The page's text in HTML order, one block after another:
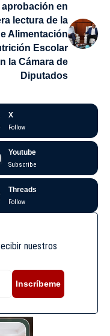
aprobación en
lectura de la
Alimentación
Escolar
la Cámara de
Diputados
X
Follow
Youtube
Subscribe
Threads
Follow
nuestros
Inscríbeme